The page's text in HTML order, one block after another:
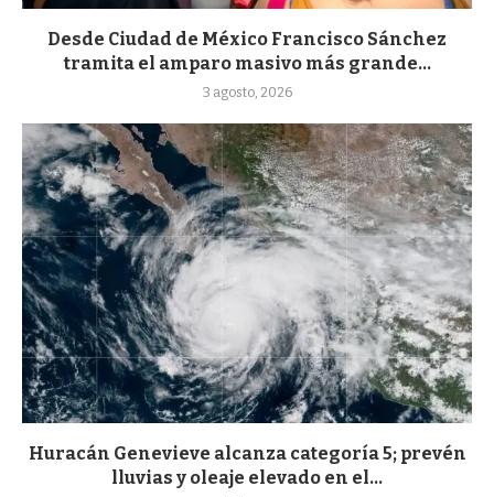
Desde Ciudad de México Francisco Sánchez
tramita el amparo masivo más grande...
3 agosto, 2026
Huracán Genevieve alcanza categoría 5; prevén
lluvias y oleaje elevado en el...